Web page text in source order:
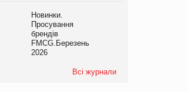
Новинки.
Просування
брендів
FMCG.Березень
2026
Всі журнали